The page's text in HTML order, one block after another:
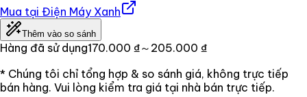
Mua tại Điện Máy Xanh
Thêm vào so sánh
Hàng đã sử dụng170.000 ₫～205.000 ₫
* Chúng tôi chỉ tổng hợp & so sánh giá, không trực tiếp
bán hàng. Vui lòng kiểm tra giá tại nhà bán trực tiếp.